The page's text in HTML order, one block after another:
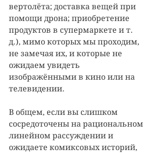
вертолёта; доставка вещей при
помощи дрона; приобретение
продуктов в супермаркете и т.
д.), мимо которых мы проходим,
не замечая их, и которые не
ожидаем увидеть
изображёнными в кино или на
телевидении.
В общем, если вы слишком
сосредоточены на рациональном
линейном рассуждении и
ожидаете комиксовых историй,